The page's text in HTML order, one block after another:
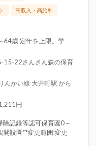
高収入・高給料
64歳 定年を上限。学
15-22さんさん森の保育
んかい線 大井町駅 から
円
記録等認可保育園0～
設園**変更範囲:変更